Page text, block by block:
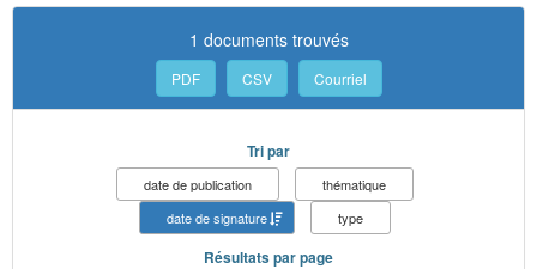
1 documents trouvés
PDF CSV Courriel
Tri par
date de publication
thématique
date de signature
type
Résultats par page